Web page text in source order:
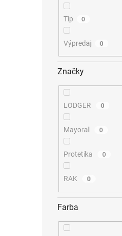
Tip 0
Výpredaj 0
Značky
LODGER 0
Mayoral 0
Protetika 0
RAK 0
Farba